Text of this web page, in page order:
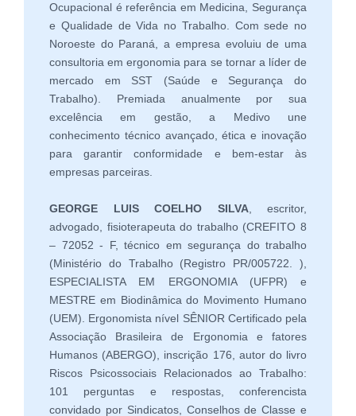
Ocupacional é referência em Medicina, Segurança
e Qualidade de Vida no Trabalho. Com sede no
Noroeste do Paraná, a empresa evoluiu de uma
consultoria em ergonomia para se tornar a líder de
mercado em SST (Saúde e Segurança do
Trabalho). Premiada anualmente por sua
excelência em gestão, a Medivo une
conhecimento técnico avançado, ética e inovação
para garantir conformidade e bem-estar às
empresas parceiras.
GEORGE LUIS COELHO SILVA, escritor,
advogado, fisioterapeuta do trabalho (CREFITO 8
– 72052 - F, técnico em segurança do trabalho
(Ministério do Trabalho (Registro PR/005722. ),
ESPECIALISTA EM ERGONOMIA (UFPR) e
MESTRE em Biodinâmica do Movimento Humano
(UEM). Ergonomista nível SÊNIOR Certificado pela
Associação Brasileira de Ergonomia e fatores
Humanos (ABERGO), inscrição 176, autor do livro
Riscos Psicossociais Relacionados ao Trabalho:
101 perguntas e respostas, conferencista
convidado por Sindicatos, Conselhos de Classe e